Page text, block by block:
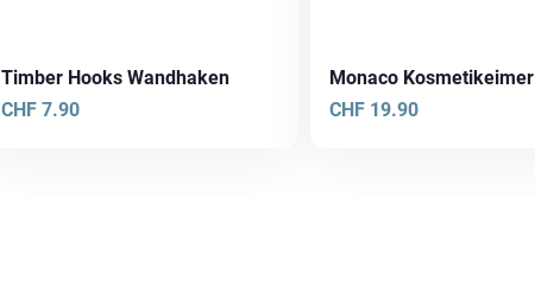
Timber Hooks Wandhaken
CHF 7.90
Monaco Kosmetikeimer
CHF 19.90